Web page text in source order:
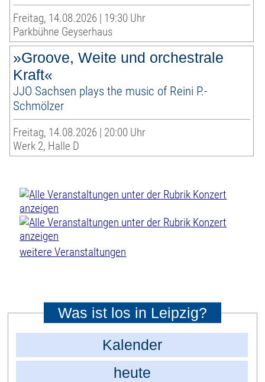
Freitag, 14.08.2026 | 19:30 Uhr
Parkbühne Geyserhaus
»Groove, Weite und orchestrale
Kraft«
JJO Sachsen plays the music of Reini P.-
Schmölzer
Freitag, 14.08.2026 | 20:00 Uhr
Werk 2, Halle D
weitere Veranstaltungen
Was ist los in Leipzig?
Kalender
heute